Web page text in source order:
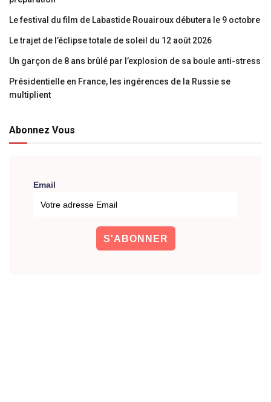
Le festival du film de Labastide Rouairoux débutera le 9 octobre
Le trajet de l’éclipse totale de soleil du 12 août 2026
Un garçon de 8 ans brûlé par l’explosion de sa boule anti-stress
Présidentielle en France, les ingérences de la Russie se
multiplient
Abonnez Vous
Email